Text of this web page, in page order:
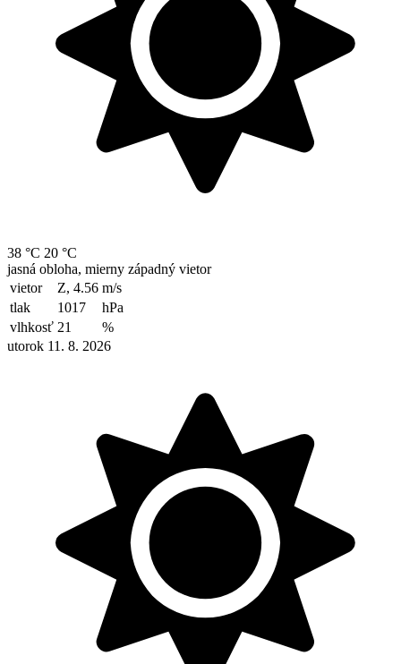
38 °C 20 °C
jasná obloha, mierny západný vietor
vietor
Z, 4.56 m/s
tlak
1017
hPa
vlhkosť 21
%
utorok 11. 8. 2026